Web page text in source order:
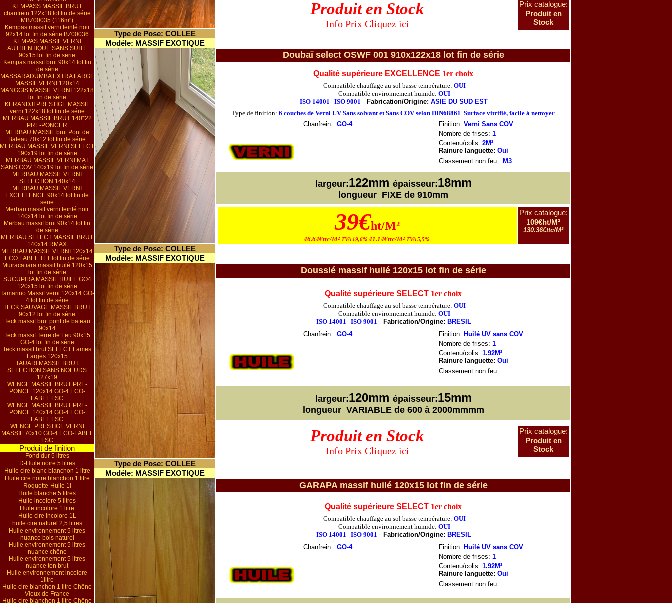
Type de Pose: COLLEE
Modéle: MASSIF EXOTIQUE
Produit en Stock
Info Prix Cliquez ici
Prix catalogue:
Produit en
Stock
Type de Pose: COLLEE
Modéle: MASSIF EXOTIQUE
Doubaï select OSWF 001 910x122x18 lot fin de série
Qualité supérieure EXCELLENCE 1er choix
Compatible chauffage au sol basse température: OUI
Compatible environnement humide: OUI
ISO 14001
ISO 9001 Fabrication/Origine: ASIE DU SUD EST
Type de finition: 6 couches de Verni UV Sans solvant et Sans COV selon DIN68861 Surface vitrifié, facile á nettoyer
Chanfrein: GO-4 Finition: Verni Sans COV
Nombre de frises: 1
Contenu/colis: 2M²
Rainure languette: Oui
Classement non feu : M3
largeur:122mm épaisseur:18mm
longueur FIXE de 910mm
39€ht/M²
46.64€ttc/M² TVA 19,6% 41.14€ttc/M² TVA 5,5%
Prix catalogue:
109€ht/M²
130.36€ttc/M²
Type de Pose: COLLEE
Modéle: MASSIF EXOTIQUE
Doussié massif huilé 120x15 lot fin de série
Qualité supérieure SELECT 1er choix
Compatible chauffage au sol basse température: OUI
Compatible environnement humide: OUI
ISO 14001
ISO 9001 Fabrication/Origine: BRESIL
Chanfrein: GO-4 Finition: Huilé UV sans COV
Nombre de frises: 1
Contenu/colis: 1.92M²
Rainure languette: Oui
Classement non feu :
largeur:120mm épaisseur:15mm
longueur VARIABLE de 600 à 2000mmmm
Produit en Stock
Info Prix Cliquez ici
Prix catalogue:
Produit en
Stock
GARAPA massif huilé 120x15 lot fin de série
Qualité supérieure SELECT 1er choix
Compatible chauffage au sol basse température: OUI
Compatible environnement humide: OUI
ISO 14001
ISO 9001 Fabrication/Origine: BRESIL
Chanfrein: GO-4 Finition: Huilé UV sans COV
Nombre de frises: 1
Contenu/colis: 1.92M²
Rainure languette: Oui
Classement non feu :
KEMPASS MASSIF BRUT
chanfrein 122x18 lot fin de série
MBZ00035 (116m²)
Kempas massif verni teinté noir
92x14 lot fin de série BZ00036
KEMPAS MASSIF VERNI
AUTHENTIQUE SANS SUITE
90x15 lot fin de serie
Kempas massif brut 90x14 lot fin
de série
MASSARADUMBA EXTRA LARGE
MASSIF VERNI 120x14
MANGGIS MASSIF VERNI 122x18
lot fin de série
KERANDJI PRESTIGE MASSIF
verni 122x18 lot fin de série
MERBAU MASSIF BRUT 140*22
PRE-PONCER
MERBAU MASSIF brut Pont de
Bateau 70x12 lot fin de série
MERBAU MASSIF VERNI SELECT
190x19 lot fin de série
MERBAU MASSIF VERNI MAT
SANS COV 140x19 lot fin de série
MERBAU MASSIF VERNI
SELECTION 140x14
MERBAU MASSIF VERNI
EXCELLENCE 90x14 lot fin de
serie
Merbau massif verni teinté noir
140x14 lot fin de série
Merbau massif brut 90x14 lot fin
de série
MERBAU SELECT MASSIF BRUT
140x14 RMAX
MERBAU MASSIF VERNI 120x14
ECO LABEL TFT lot fin de série
Muiracatiara massif huilé 120x15
lot fin de série
SUCUPIRA MASSIF HUILE GO4
120x15 lot fin de série
Tamarino Massif verni 120x14 GO-
4 lot fin de série
TECK SAUVAGE MASSIF BRUT
90x12 lot fin de série
Teck massif brut pont de bateau
90x14
Teck massif Terre de Feu 90x15
GO-4 lot fin de série
Teck massif brut SELECT Lames
Larges 120x15
TAUARI MASSIF BRUT
SELECTION SANS NOEUDS
127x19
WENGE MASSIF BRUT PRE-
PONCE 120x14 GO-4 ECO-
LABEL FSC
WENGE MASSIF BRUT PRE-
PONCE 140x14 GO-4 ECO-
LABEL FSC
WENGE PRESTIGE VERNI
MASSIF 70x10 GO-4 ECO-LABEL
FSC
Produit de finition
Fond dur 5 litres
D-Huile noire 5 litres
Huile cire blanc blanchon 1 litre
Huile cire noire blanchon 1 litre
Roquette-Huile 1l
Huile blanche 5 litres
Huile incolore 5 litres
Huile incolore 1 litre
Huile cire incolore 1L
huile cire naturel 2,5 litres
Huile environnement 5 litres
nuance bois naturel
Huile environnement 5 litres
nuance chêne
Huile environnement 5 litres
nuance ton brut
Huile environnement incolore
1litre
Huile cire blanchon 1 litre Chêne
Vieux de France
Huile cire blanchon 1 litre Chêne